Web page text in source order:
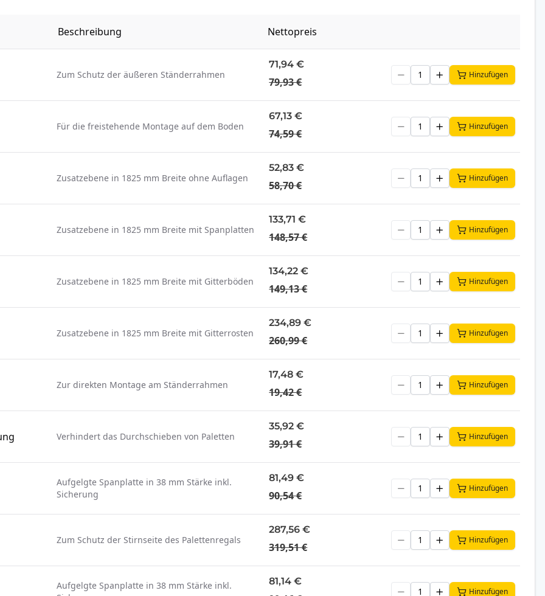
Beschreibung Nettopreis
Zum Schutz der äußeren Ständerrahmen
71,94 €
79,93 €
Hinzufügen
Für die freistehende Montage auf dem Boden
67,13 €
74,59 €
Hinzufügen
Zusatzebene in 1825 mm Breite ohne Auflagen
52,83 €
58,70 €
Hinzufügen
Zusatzebene in 1825 mm Breite mit Spanplatten
133,71 €
148,57 €
Hinzufügen
Zusatzebene in 1825 mm Breite mit Gitterböden
134,22 €
149,13 €
Hinzufügen
Zusatzebene in 1825 mm Breite mit Gitterrosten
234,89 €
260,99 €
Hinzufügen
Zur direkten Montage am Ständerrahmen
17,48 €
19,42 €
Hinzufügen
Verhindert das Durchschieben von Paletten
35,92 €
39,91 €
Hinzufügen
Aufgelgte Spanplatte in 38 mm Stärke inkl.
Sicherung
81,49 €
90,54 €
Hinzufügen
Zum Schutz der Stirnseite des Palettenregals
287,56 €
319,51 €
Hinzufügen
Aufgelgte Spanplatte in 38 mm Stärke inkl.
81,14 €
Hinzufügen